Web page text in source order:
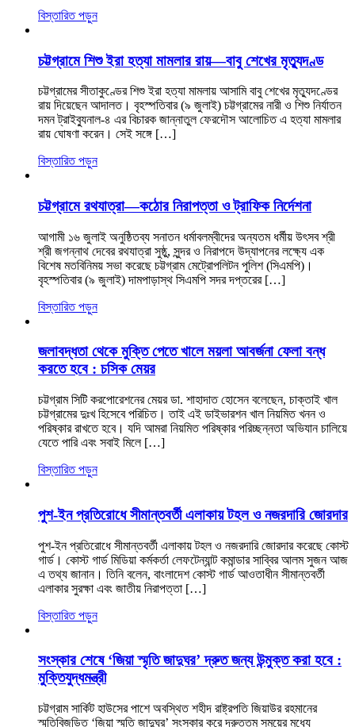
বিস্তারিত পড়ুন
চট্টগ্রামে শিশু ইরা হত্যা মামলার রায়—বাবু শেখের মৃত্যুদণ্ড
চট্টগ্রামের সীতাকুণ্ডের শিশু ইরা হত্যা মামলায় আসামি বাবু শেখের মৃত্যুদণ্ডের
রায় দিয়েছেন আদালত। বৃহস্পতিবার (৯ জুলাই) চট্টগ্রামের নারী ও শিশু নির্যাতন
দমন ট্রাইব্যুনাল-৪ এর বিচারক জান্নাতুল ফেরদৌস আলোচিত এ হত্যা মামলার
রায় ঘোষণা করেন। সেই সঙ্গে […]
বিস্তারিত পড়ুন
চট্টগ্রামে রথযাত্রা—কঠোর নিরাপত্তা ও ট্রাফিক নির্দেশনা
আগামী ১৬ জুলাই অনুষ্ঠিতব্য সনাতন ধর্মাবলম্বীদের অন্যতম ধর্মীয় উৎসব শ্রী
শ্রী জগন্নাথ দেবের রথযাত্রা সুষ্ঠু, সুন্দর ও নিরাপদে উদ্‌যাপনের লক্ষ্যে এক
বিশেষ মতবিনিময় সভা করেছে চট্টগ্রাম মেট্রোপলিটন পুলিশ (সিএমপি)।
বৃহস্পতিবার (৯ জুলাই) দামপাড়াস্থ সিএমপি সদর দপ্তরের […]
বিস্তারিত পড়ুন
জলাবদ্ধতা থেকে মুক্তি পেতে খালে ময়লা আবর্জনা ফেলা বন্ধ
করতে হবে : চসিক মেয়র
চট্টগ্রাম সিটি করপোরেশনের মেয়র ডা. শাহাদাত হোসেন বলেছেন, চাক্তাই খাল
চট্টগ্রামের দুঃখ হিসেবে পরিচিত। তাই এই ডাইভারশন খাল নিয়মিত খনন ও
পরিষ্কার রাখতে হবে। যদি আমরা নিয়মিত পরিষ্কার পরিচ্ছন্নতা অভিযান চালিয়ে
যেতে পারি এবং সবাই মিলে […]
বিস্তারিত পড়ুন
পুশ-ইন প্রতিরোধে সীমান্তবর্তী এলাকায় টহল ও নজরদারি জোরদার
পুশ-ইন প্রতিরোধে সীমান্তবর্তী এলাকায় টহল ও নজরদারি জোরদার করেছে কোস্ট
গার্ড। কোস্ট গার্ড মিডিয়া কর্মকর্তা লেফটেন্যান্ট কমান্ডার সাব্বির আলম সুজন আজ
এ তথ্য জানান। তিনি বলেন, বাংলাদেশ কোস্ট গার্ড আওতাধীন সীমান্তবর্তী
এলাকার সুরক্ষা এবং জাতীয় নিরাপত্তা […]
বিস্তারিত পড়ুন
সংস্কার শেষে ‘জিয়া স্মৃতি জাদুঘর’ দ্রুত জন্য উন্মুক্ত করা হবে :
মুক্তিযুদ্ধমন্ত্রী
চট্টগ্রাম সার্কিট হাউসের পাশে অবস্থিত শহীদ রাষ্ট্রপতি জিয়াউর রহমানের
স্মৃতিবিজড়িত ‘জিয়া স্মৃতি জাদুঘর’ সংস্কার করে দ্রুততম সময়ের মধ্যে